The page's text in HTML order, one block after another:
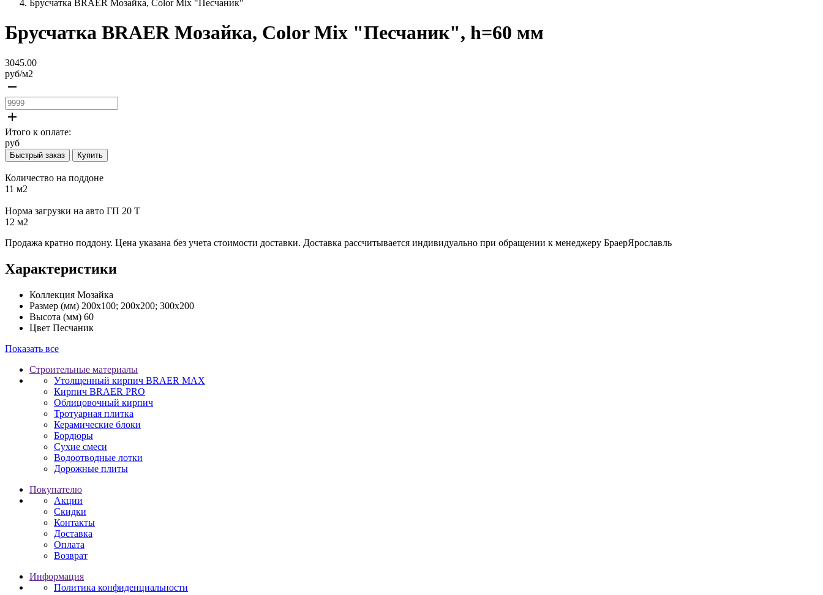
Брусчатка BRAER Мозайка, Color Mix "Песчаник"
Брусчатка BRAER Мозайка, Color Mix "Песчаник", h=60 мм
3045.00
руб/м2
remove
add
Итого к оплате:
руб
Быстрый заказ Купить
Количество на поддоне
11 м2
Норма загрузки на авто ГП 20 Т
12 м2
Продажа кратно поддону. Цена указана без учета стоимости доставки. Доставка рассчитывается индивидуально при обращении к менеджеру БраерЯрославль
Характеристики
Коллекция Мозайка
Размер (мм) 200х100; 200х200; 300х200
Высота (мм) 60
Цвет Песчаник
Показать все
Строительные материалы
Утолщенный кирпич BRAER MAX
Кирпич BRAER PRO
Облицовочный кирпич
Тротуарная плитка
Керамические блоки
Бордюры
Сухие смеси
Водоотводные лотки
Дорожные плиты
Покупателю
Акции
Скидки
Контакты
Доставка
Оплата
Возврат
Информация
Политика конфиденциальности